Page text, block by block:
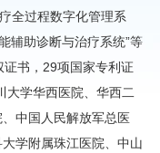
全过程数字化管理系
辅助诊断与治疗系统”等
书，29项国家专利证
大学华西医院、华西二
中国人民解放军总医
学附属珠江医院、中山